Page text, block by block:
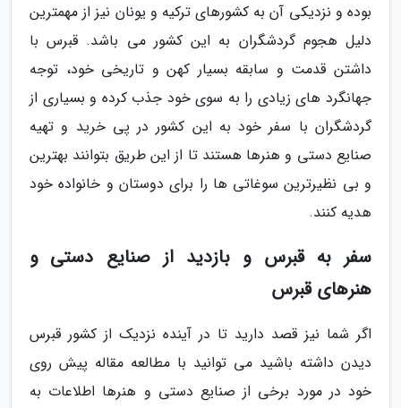
بوده و نزدیکی آن به کشورهای ترکیه و یونان نیز از مهمترین
دلیل هجوم گردشگران به این کشور می باشد. قبرس با
داشتن قدمت و سابقه بسیار کهن و تاریخی خود، توجه
جهانگرد های زیادی را به سوی خود جذب کرده و بسیاری از
گردشگران با سفر خود به این کشور در پی خرید و تهیه
صنایع دستی و هنرها هستند تا از این طریق بتوانند بهترین
و بی نظیرترین سوغاتی ها را برای دوستان و خانواده خود
هدیه کنند.
سفر به قبرس و بازدید از صنایع دستی و
هنرهای قبرس
اگر شما نیز قصد دارید تا در آینده نزدیک از کشور قبرس
دیدن داشته باشید می توانید با مطالعه مقاله پیش روی
خود در مورد برخی از صنایع دستی و هنرها اطلاعات به